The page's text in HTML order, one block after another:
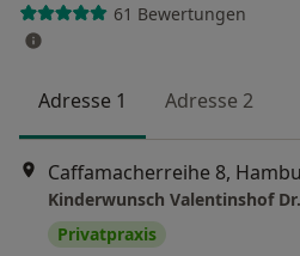
61 Bewertungen
Adresse 1 Adresse 2
Caffamacherreihe 8,
Kinderwunsch Valentinshof
Privatpraxis